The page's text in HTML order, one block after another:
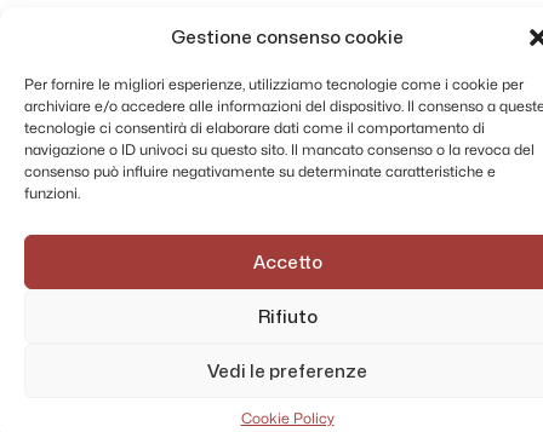
Gestione consenso cookie
Per fornire le migliori esperienze, utilizziamo tecnologie come i cookie per
archiviare e/o accedere alle informazioni del dispositivo. Il consenso a
tecnologie ci consentirà di elaborare dati come il comportamento di
navigazione o ID univoci su questo sito. Il mancato consenso o la revoca del
consenso può influire negativamente su determinate caratteristiche e
funzioni.
Accetto
Rifiuto
Vedi le preferenze
Cookie Policy